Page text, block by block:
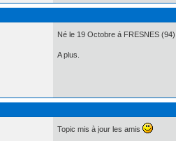
Né le 19 Octobre á FRESNES (94)
A plus.
Topic mis à jour les amis